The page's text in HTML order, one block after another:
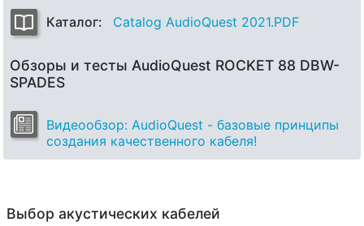
Каталог: Catalog AudioQuest 2021.PDF
Обзоры и тесты AudioQuest ROCKET 88 DBW-
SPADES
Видеообзор: AudioQuest - базовые принципы
создания качественного кабеля!
Выбор акустических кабелей